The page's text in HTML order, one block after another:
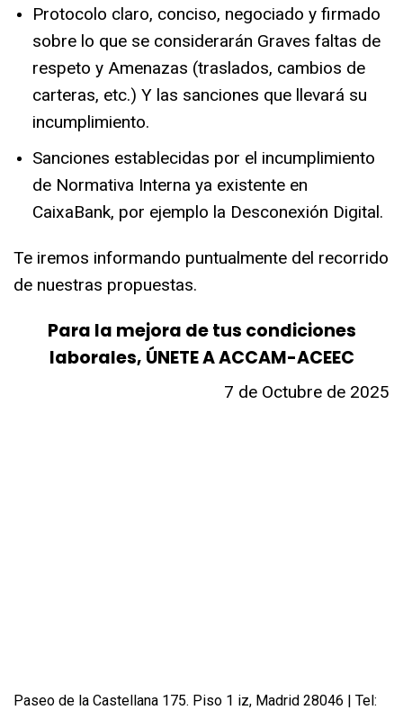
Protocolo claro, conciso, negociado y firmado
sobre lo que se considerarán Graves faltas de
respeto y Amenazas (traslados, cambios de
carteras, etc.) Y las sanciones que llevará su
incumplimiento.
Sanciones establecidas por el incumplimiento
de Normativa Interna ya existente en
CaixaBank, por ejemplo la Desconexión Digital.
Te iremos informando puntualmente del recorrido
de nuestras propuestas.
Para la mejora de tus condiciones
laborales, ÚNETE A ACCAM-ACEEC
7 de Octubre de 2025
Paseo de la Castellana 175. Piso 1 iz, Madrid 28046 | Tel: